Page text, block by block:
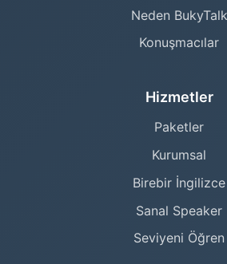
Neden BukyTalk
Konuşmacılar
Hizmetler
Paketler
Kurumsal
Birebir İngilizce
Sanal Speaker
Seviyeni Öğren